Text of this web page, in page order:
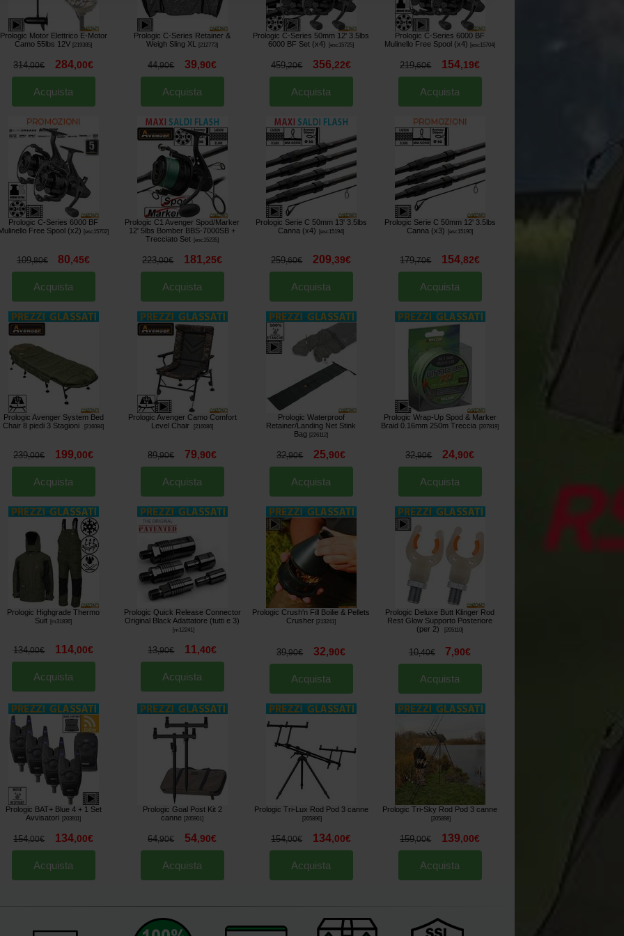
Prologic Motor Elettrico E-Motor
Camo 55lbs 12V [219385]
314,00€ 284,00€
Acquista
Prologic C-Series Retainer &
Weigh Sling XL
[212773]
44,90€ 39,90€
Acquista
Prologic C-Series 50mm 12' 3.5lbs
6000 BF Set (x4)
esc15725]
459,20€ 356,22€
Acquista
Prologic C-Series 6000 BF
Mulinello Free Spool (x4)
[esc15704]
219,60€ 154,19€
Acquista
Prologic C-Series 6000 BF
Free Spool (x2)
[esc15702]
109,80€ 80,45€
Acquista
Prologic C1 Avenger Spod/Marker
12' 5lbs Bomber BBS-7000SB +
Trecciato Set
esc15235]
223,00€ 181,25€
Acquista
Prologic Serie C 50mm 13' 3.5lbs
Canna (x4)
esc15194]
259,60€ 209,39€
Acquista
Prologic Serie C 50mm 12' 3.5lbs
Canna (x3)
esc15190]
179,70€ 154,82€
Acquista
Prologic Avenger System Bed
Chair 8 piedi 3 Stagioni
216084]
239,00€ 199,00€
Acquista
Prologic Avenger Camo Comfort
Level Chair
[216086]
89,90€ 79,90€
Acquista
Prologic Waterproof
Retainer/Landing Net Stink
Bag [226112]
32,90€ 25,90€
Acquista
Prologic Wrap-Up Spod & Marker
Braid 0.16mm 250m Treccia
207819]
32,90€ 24,90€
Acquista
Prologic Highgrade Thermo
Suit
m31836]
134,00€ 114,00€
Acquista
Prologic Quick Release Connector
Original Black Adattatore (tutti e 3)
m12241]
13,90€ 11,40€
Acquista
Prologic Crush'n Fill Boilie & Pellets
Crusher [213241]
39,90€ 32,90€
Acquista
Prologic Deluxe Butt Klinger Rod
Rest Glow Supporto Posteriore
(per 2)
205110]
10,40€ 7,90€
Acquista
Prologic BAT+ Blue 4 + 1 Set
Avvisatori
203911]
154,00€ 134,00€
Acquista
Prologic Goal Post Kit 2
canne [205901]
64,90€ 54,90€
Acquista
Prologic Tri-Lux Rod Pod 3 canne
[205896]
154,00€ 134,00€
Acquista
Prologic Tri-Sky Rod Pod 3 canne
[205898]
159,00€ 139,00€
Acquista